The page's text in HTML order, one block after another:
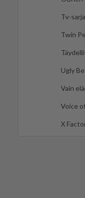
Tv-
Twin
Ugly
Vain
Voice
X